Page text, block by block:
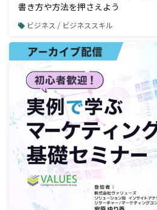
書き方や方法を押さえよう
ビジネス / ビジネススキル